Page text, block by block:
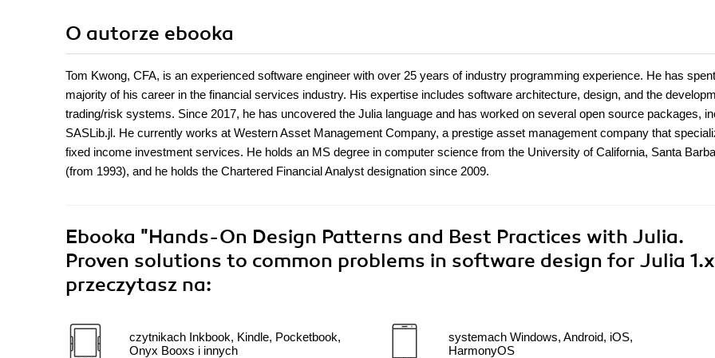
O autorze ebooka
Tom Kwong, CFA, is an experienced software engineer with over 25 years of industry programming experience. He has
majority of his career in the financial services industry. His expertise includes software architecture, design, and the
trading/risk systems. Since 2017, he has uncovered the Julia language and has worked on several open source packages,
SASLib.jl. He currently works at Western Asset Management Company, a prestige asset management company that
fixed income investment services. He holds an MS degree in computer science from the University of California, Santa
(from 1993), and he holds the Chartered Financial Analyst designation since 2009.
Ebooka "Hands-On Design Patterns and Best Practices with Julia.
Proven solutions to common problems in software design for Julia
przeczytasz na:
czytnikach Inkbook, Kindle, Pocketbook,
Onyx Booxs i innych
systemach Windows, Android, iOS,
HarmonyOS